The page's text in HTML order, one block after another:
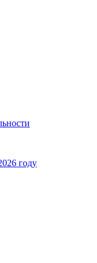
году